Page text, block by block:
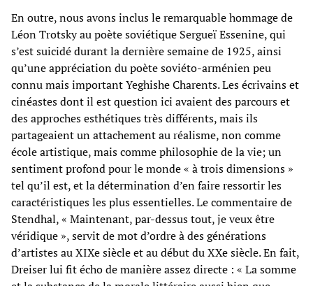
En outre, nous avons inclus le remarquable hommage de
Léon Trotsky au poète soviétique Sergueï Essenine, qui
s’est suicidé durant la dernière semaine de 1925, ainsi
qu’une appréciation du poète soviéto-arménien peu
connu mais important Yeghishe Charents. Les écrivains et
cinéastes dont il est question ici avaient des parcours et
des approches esthétiques très différents, mais ils
partageaient un attachement au réalisme, non comme
école artistique, mais comme philosophie de la vie; un
sentiment profond pour le monde « à trois dimensions »
tel qu’il est, et la détermination d’en faire ressortir les
caractéristiques les plus essentielles. Le commentaire de
Stendhal, « Maintenant, par-dessus tout, je veux être
véridique », servit de mot d’ordre à des générations
d’artistes au XIXe siècle et au début du XXe siècle. En fait,
Dreiser lui fit écho de manière assez directe : « La somme